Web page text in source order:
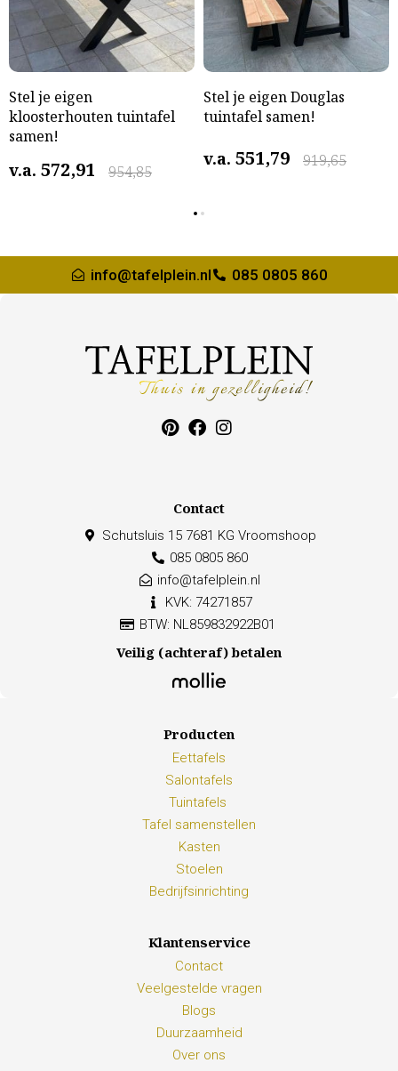
Stel je eigen
kloosterhouten tuintafel
samen!
v.a. 954,85
572,91
Stel je eigen Douglas
tuintafel samen!
v.a. 919,65
551,79
info@tafelplein.nl 085 0805 860
Contact
Schutsluis 15 7681 KG Vroomshoop
085 0805 860
info@tafelplein.nl
KVK: 74271857
BTW: NL859832922B01
Veilig (achteraf) betalen
Producten
Eettafels
Salontafels
Tuintafels
Tafel samenstellen
Kasten
Stoelen
Bedrijfsinrichting
Klantenservice
Contact
Veelgestelde vragen
Blogs
Duurzaamheid
Over ons